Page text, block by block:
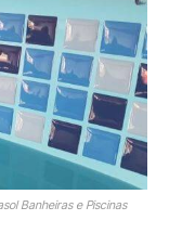
Banheiras e Piscinas